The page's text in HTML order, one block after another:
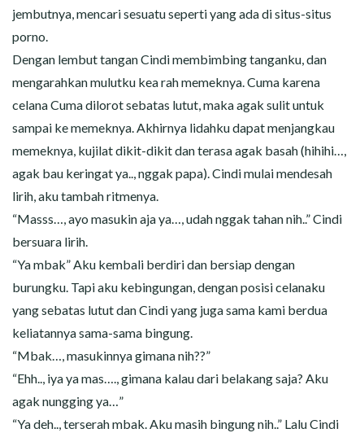
jembutnya, mencari sesuatu seperti yang ada di situs-situs
porno.
Dengan lembut tangan Cindi membimbing tanganku, dan
mengarahkan mulutku kea rah memeknya. Cuma karena
celana Cuma dilorot sebatas lutut, maka agak sulit untuk
sampai ke memeknya. Akhirnya lidahku dapat menjangkau
memeknya, kujilat dikit-dikit dan terasa agak basah (hihihi…,
agak bau keringat ya.., nggak papa). Cindi mulai mendesah
lirih, aku tambah ritmenya.
“Masss…, ayo masukin aja ya…, udah nggak tahan nih..” Cindi
bersuara lirih.
“Ya mbak” Aku kembali berdiri dan bersiap dengan
burungku. Tapi aku kebingungan, dengan posisi celanaku
yang sebatas lutut dan Cindi yang juga sama kami berdua
keliatannya sama-sama bingung.
“Mbak…, masukinnya gimana nih??”
“Ehh.., iya ya mas…., gimana kalau dari belakang saja? Aku
agak nungging ya…”
“Ya deh.., terserah mbak. Aku masih bingung nih..” Lalu Cindi